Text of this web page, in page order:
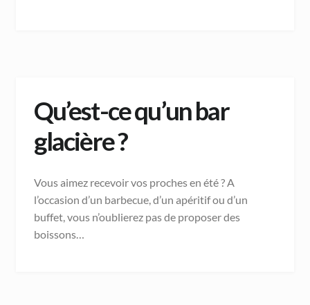
Qu’est-ce qu’un bar
glacière ?
Vous aimez recevoir vos proches en été ? A
l’occasion d’un barbecue, d’un apéritif ou d’un
buffet, vous n’oublierez pas de proposer des
boissons…